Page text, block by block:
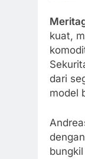
kuat,
dari
model